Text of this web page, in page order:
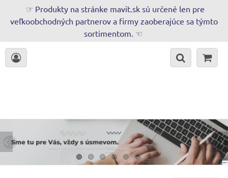
☞ Produkty na stránke mavit.sk sú určené len pre
veľkoobchodných partnerov a firmy zaoberajúce sa týmto
sortimentom. ☜